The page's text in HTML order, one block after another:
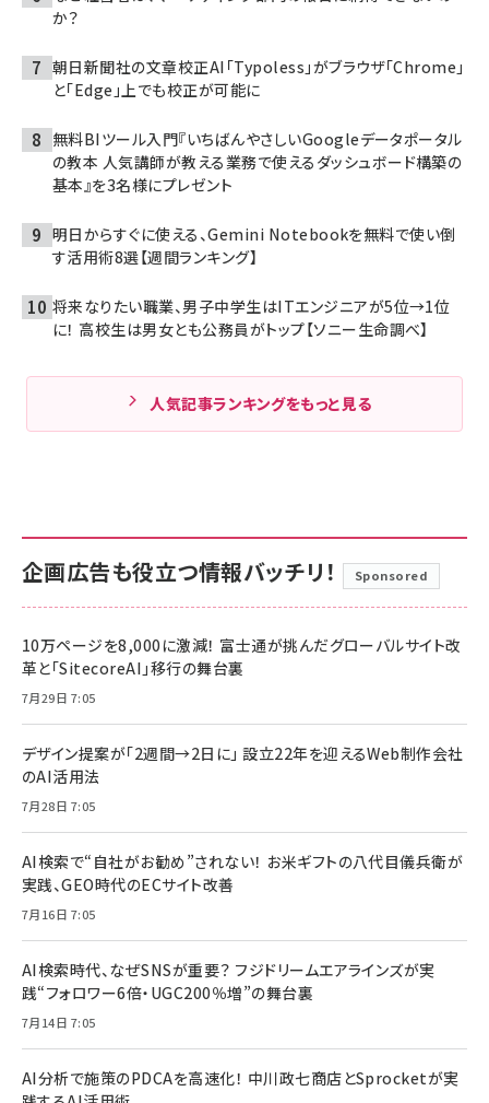
か？
朝日新聞社の文章校正AI「Typoless」がブラウザ「Chrome」
と「Edge」上でも校正が可能に
無料BIツール入門『いちばんやさしいGoogleデータポータル
の教本 人気講師が教える業務で使えるダッシュボード構築の
基本』を3名様にプレゼント
明日からすぐに使える、Gemini Notebookを無料で使い倒
す活用術8選【週間ランキング】
将来なりたい職業、男子中学生はITエンジニアが5位→1位
に！ 高校生は男女とも公務員がトップ【ソニー生命調べ】
人気記事ランキングをもっと見る
企画広告も役立つ情報バッチリ！ Sponsored
10万ページを8,000に激減！ 富士通が挑んだグローバルサイト改
革と「SitecoreAI」移行の舞台裏
7月29日 7:05
デザイン提案が「2週間→2日に」 設立22年を迎えるWeb制作会社
のAI活用法
7月28日 7:05
AI検索で“自社がお勧め”されない！ お米ギフトの八代目儀兵衛が
実践、GEO時代のECサイト改善
7月16日 7:05
AI検索時代、なぜSNSが重要？ フジドリームエアラインズが実
践“フォロワー6倍・UGC200％増”の舞台裏
7月14日 7:05
AI分析で施策のPDCAを高速化！ 中川政七商店とSprocketが実